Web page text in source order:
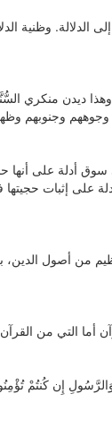
الدلالة. وظنية
وهذا ديدن منكري
وجنوبهم
أدلة على أنها
على إثبات
من أصول
أما التي من القرآن
إِن كُنتُمْ